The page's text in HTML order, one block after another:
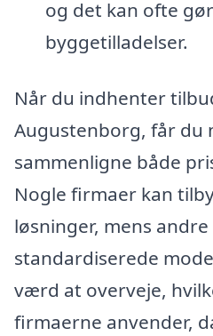
og det kan ofte
byggetilladelser.
Når du indhenter
Augustenborg, får du
sammenligne både
Nogle firmaer kan
løsninger, mens
standardiserede
værd at overveje,
firmaerne anvender,